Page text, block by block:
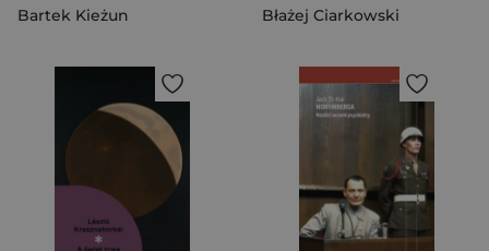
Bartek Kieżun
Błażej Ciarkowski